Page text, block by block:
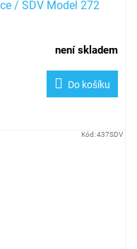
/ SDV Model 272
není skladem
Do košíku
Kód:437SDV